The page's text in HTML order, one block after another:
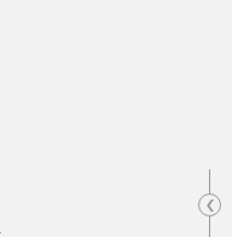
‹